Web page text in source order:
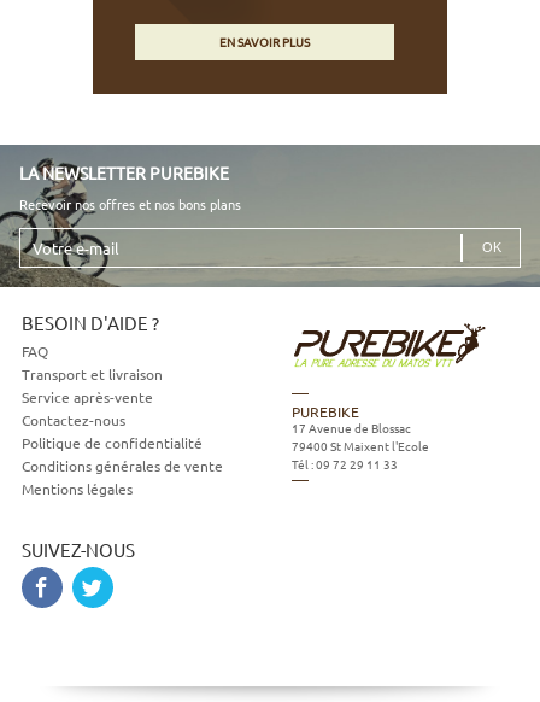
EN SAVOIR PLUS
LA NEWSLETTER PUREBIKE
Recevoir nos offres et nos bons plans
Votre
e-
mail
BESOIN D'AIDE ?
FAQ
Transport et livraison
Service après-vente
Contactez-nous
Politique de confidentialité
Conditions générales de vente
Mentions légales
SUIVEZ-NOUS
PUREBIKE
17 Avenue de Blossac
79400 St Maixent l'Ecole
Tél :09 72 29 11 33